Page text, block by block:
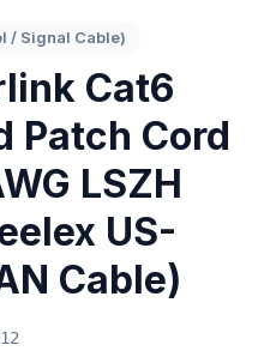
/ Signal Cable)
Cat6
Patch Cord
LSZH
US-
Cable)